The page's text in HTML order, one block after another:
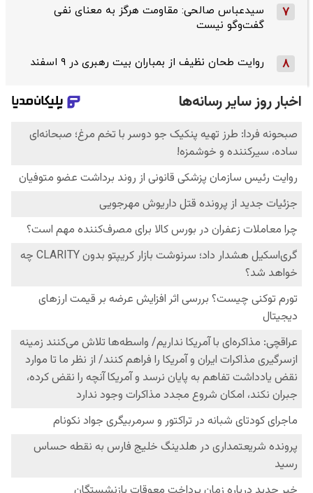
7
سیدعباس صالحی: مقاومت هرگز به معنای نفی
گفت‌وگو نیست
8 روایت طحان‌ نظیف از بمباران بیت رهبری در ۹ اسفند